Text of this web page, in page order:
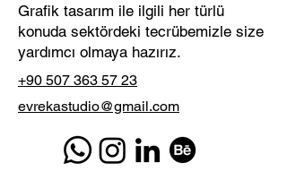
Grafik tasarım ile ilgili her türlü
konuda sektördeki tecrübemizle size
yardımcı olmaya hazırız.
+90 507 363 57 23
evrekastudio@gmail.com